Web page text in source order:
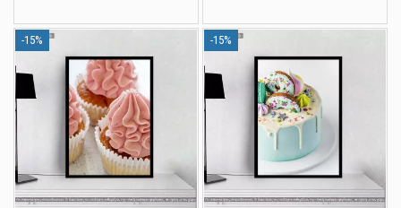
-15% -15%